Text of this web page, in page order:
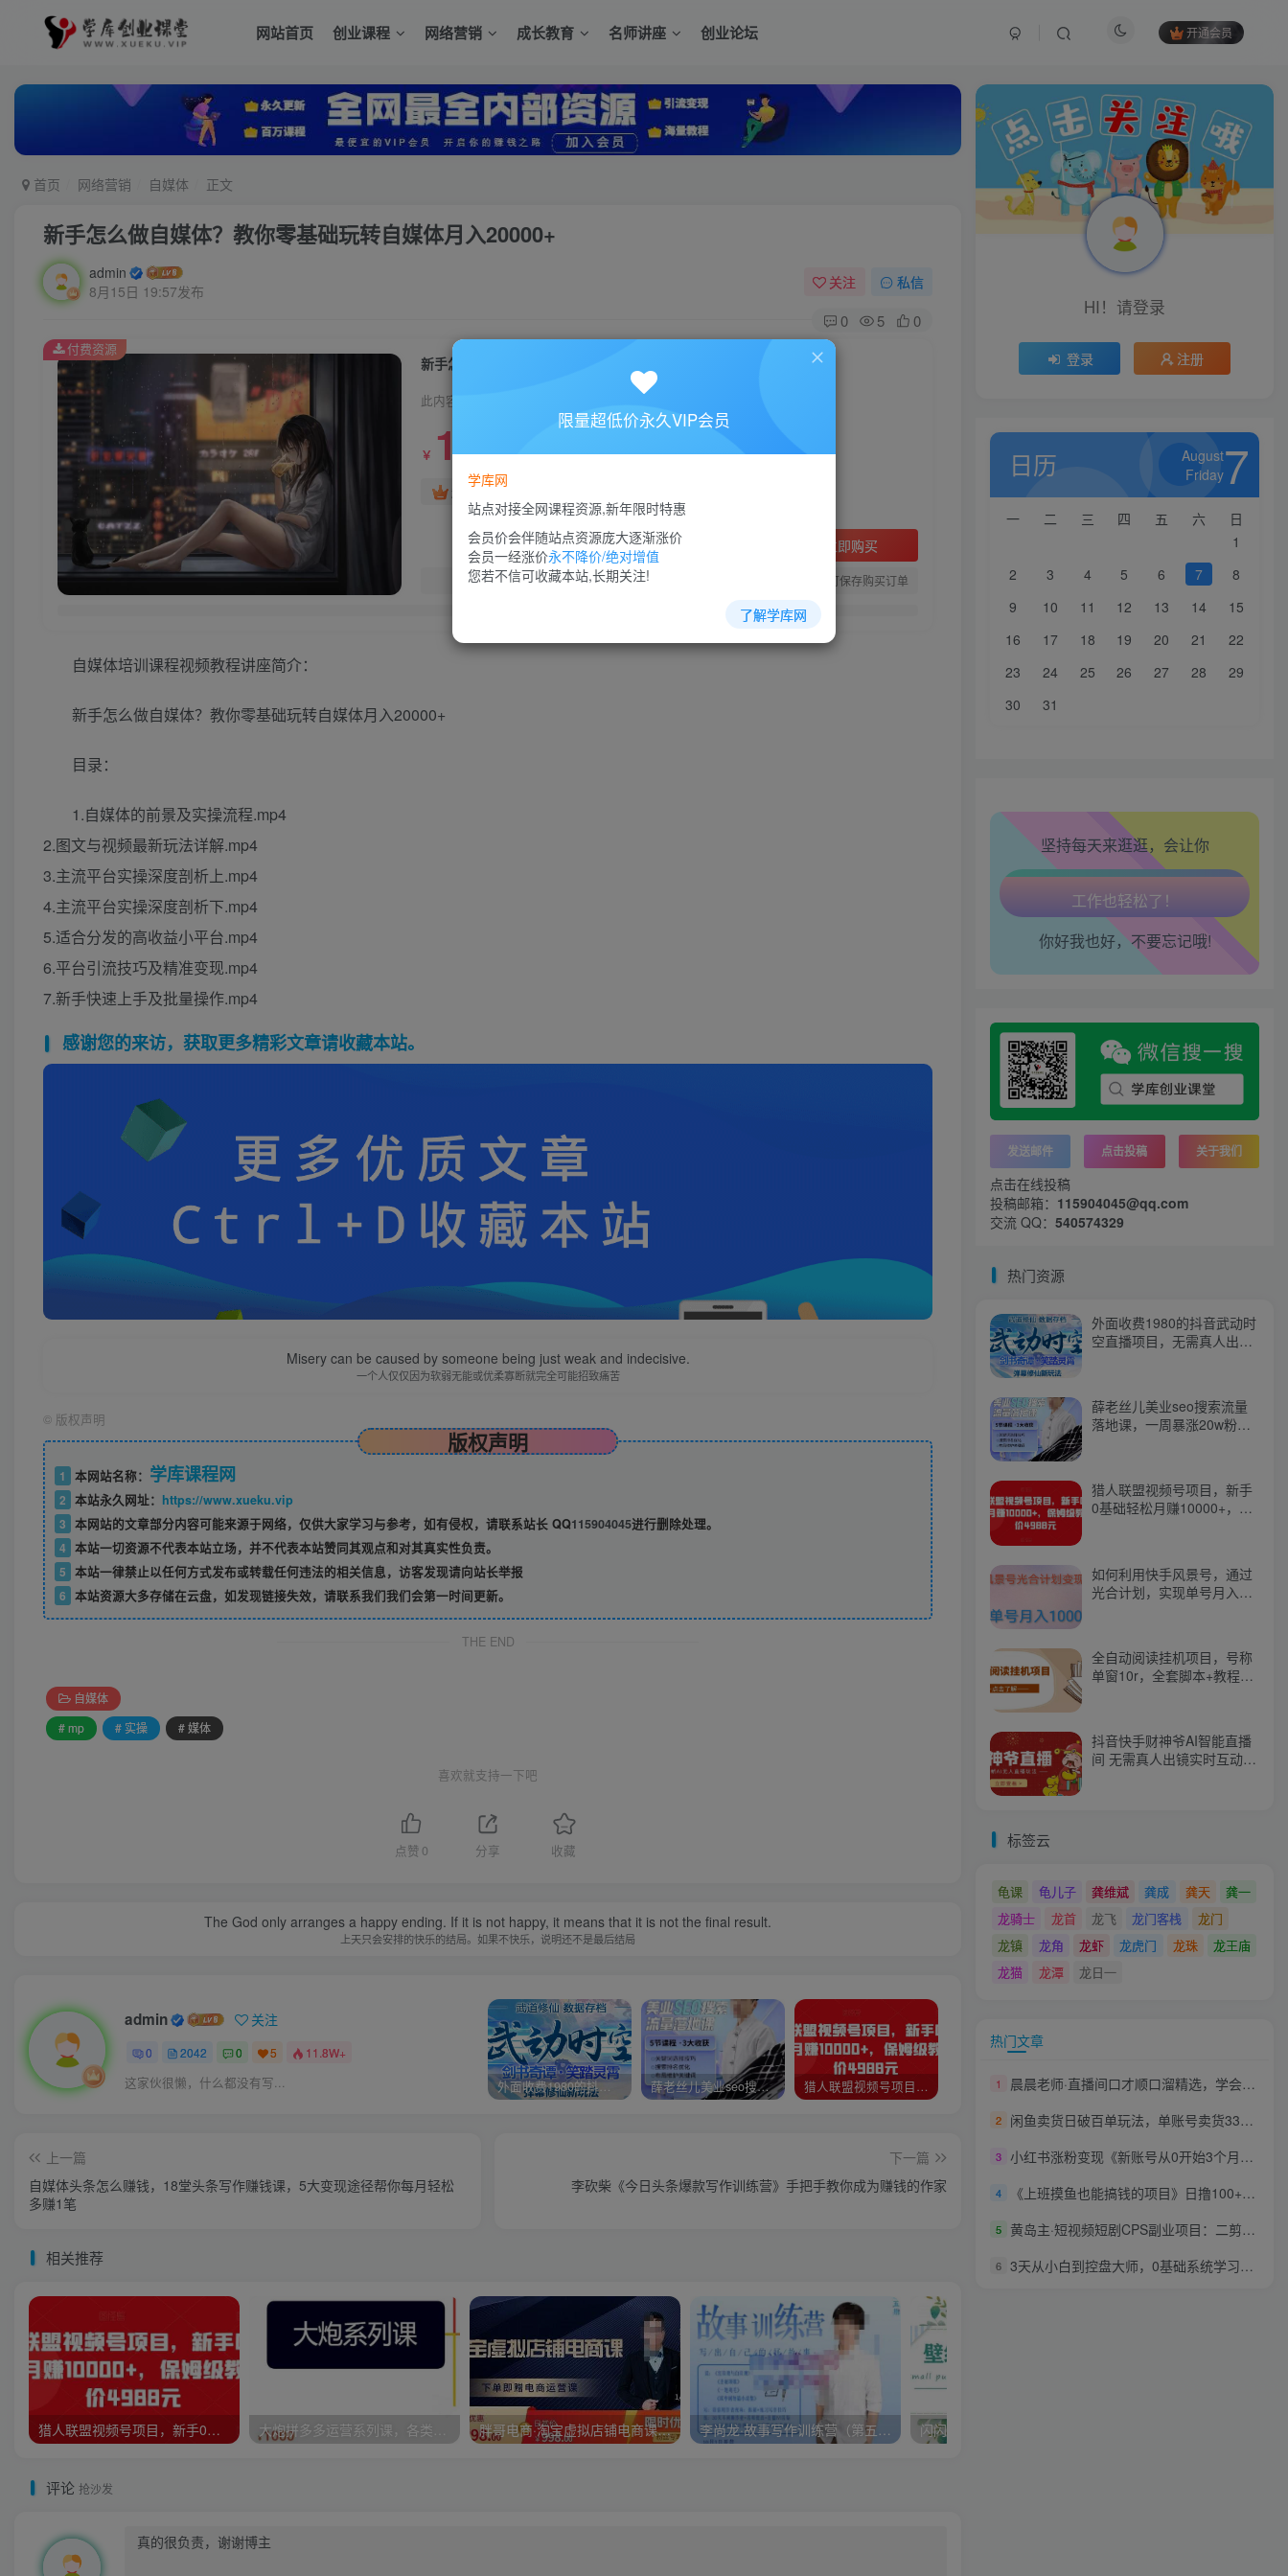
网站首页 创业课程 网络营销 成长教育 名师讲座 创业论坛 开通会员
首页 网络营销 自媒体 正文
新手怎么做自媒体？教你零基础玩转自媒体月入20000+
admin
8月15日 19:57发布
关注 私信
0 5 0
新手怎么做自媒体？教你零基础玩转自媒体月入20000+
此内容为付费资源，请付费后查看
￥ 10￥88
超级会员免费
立即购买
您当前未登录！建议登陆后购买，可保存购买订单
付费资源
自媒体培训课程视频教程讲座简介：
新手怎么做自媒体？教你零基础玩转自媒体月入20000+
目录：
1.自媒体的前景及实操流程.mp4
2.图文与视频最新玩法详解.mp4
3.主流平台实操深度剖析上.mp4
4.主流平台实操深度剖析下.mp4
5.适合分发的高收益小平台.mp4
6.平台引流技巧及精准变现.mp4
7.新手快速上手及批量操作.mp4
感谢您的来访，获取更多精彩文章请收藏本站。
Misery can be caused by someone being just weak and indecisive.
一个人仅仅因为软弱无能或优柔寡断就完全可能招致痛苦
© 版权声明
版权声明
1 本网站名称： 学库课程网
2 本站永久网址： https://www.xueku.vip
3 本网站的文章部分内容可能来源于网络，仅供大家学习与参考，如有侵权，请联系站长 QQ115904045进行删除处理。
4 本站一切资源不代表本站立场，并不代表本站赞同其观点和对其真实性负责。
5 本站一律禁止以任何方式发布或转载任何违法的相关信息，访客发现请向站长举报
6 本站资源大多存储在云盘，如发现链接失效，请联系我们我们会第一时间更新。
THE END
自媒体
# mp
# 实操 # 媒体
喜欢就支持一下吧
点赞 0 分享 收藏
The God only arranges a happy ending. If it is not happy, it means that it is not the final result.
上天只会安排的快乐的结局。如果不快乐，说明还不是最后结局
admin 关注
0 2042 0 5 11.8W+
这家伙很懒，什么都没有写... 外面收费1980的抖音武动时空直播项目，无需真人出镜，实时互动直播【软件+详细教程】 薛老丝儿美业seo搜索流量落地课，一周暴涨20w粉丝，全干货讲解 猎人联盟视频号项目，新手0基础轻松月赚10000+，保姆级教程原价4988元 如何利用快手风景号，通过光合计划，实现单号月入1000+（附详细教程及制作软件） 全自动阅读挂机项目，号称单窗10r，全套脚本+教程，小白上手简单
上一篇
自媒体头条怎么赚钱，18堂头条写作赚钱课，5大变现途径帮你每月轻松
多赚1笔
下一篇
李砍柴《今日头条爆款写作训练营》手把手教你成为赚钱的作家
相关推荐
猎人联盟视频号项目，新手0基础轻松月赚10000+，保姆级教程原价4988元 大炮拼多多运营系列课，各类​玩法合集，拼多多运营玩法实操 胖哥电商·淘宝虚拟店铺电商课，解决小白做电商的困惑，新人一台手机也能做电商 李尚龙·故事写作训练营（第五期），帮助你完成（精读、精写、练习、点评、复盘）的完整闭环
评论 抢沙发
HI！请登录
登录 注册
日历
August
Friday7
一 二 三 四 五 六
日
1
2
3 4 5 6 7
8
9
10 11 12 13 14
15
16
17 18 19 20 21
22
23
24 25 26 27 28
29
30
31
坚持每天来逛逛，会让你
走路也有劲了！
腿也不痛了！
腰也不酸了！
工作也轻松了！
你好我也好，不要忘记哦!
发送邮件 点击投稿 关于我们
点击在线投稿
投稿邮箱： 115904045@qq.com
交流 QQ： 540574329
热门资源
外面收费1980的抖音武动时
空直播项目，无需真人出
薛老丝儿美业seo搜索流量
落地课，一周暴涨20w粉
猎人联盟视频号项目，新手
0基础轻松月赚10000+，保
如何利用快手风景号，通过
光合计划，实现单号月入
全自动阅读挂机项目，号称
单窗10r，全套脚本+教程，
抖音快手财神爷AI智能直播
间 无需真人出镜实时互动
标签云
龟课 龟儿子 龚维斌 龚成 龚天
龚一
龙骑士
龙首 龙飞 龙门客栈
龙门
龙镇
龙角 龙虾 龙虎门 龙珠
龙王庙
龙猫
龙潭 龙日一
热门文章
1 晨晨老师·直播间口才顺口溜精选，学会用轻松愉快的顺口溜，带动直播间的氛围
2 闲鱼卖货日破百单玩法，单账号卖货336万，超简单的0门槛变现项目，简单粗暴来钱快
3 小红书涨粉变现《新账号从0开始3个月小红书涨粉5W+》实现单篇爆粉
4 《上班摸鱼也能搞钱的项目》日撸100+小学生都能做
5 黄岛主·短视频短剧CPS副业项目：二剪视频在抖音和快手上发布，挂车变现
6 3天从小白到控盘大师，0基础系统学习抖音直播卖货 实现日出千单的实操方法
限量超低价永久VIP会员
学库网
站点对接全网课程资源,新年限时特惠
会员价会伴随站点资源庞大逐渐涨价
会员一经涨价永不降价/绝对增值
您若不信可收藏本站,长期关注!
了解学库网